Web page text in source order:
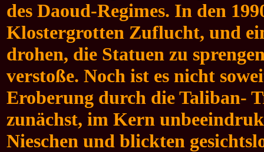
des Daoud-Regimes. In den
Klostergrotten Zuflucht, und
drohen, die Statuen zu
verstoße. Noch ist es nicht
Eroberung durch die Taliban-
zunächst, im Kern
Nieschen und blickten